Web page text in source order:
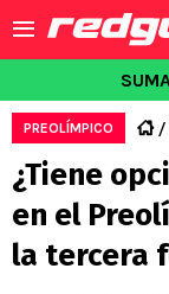
PREOLÍMPICO
¿Tiene
en el
la tercera